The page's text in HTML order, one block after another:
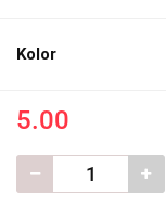
Kolor
5.00